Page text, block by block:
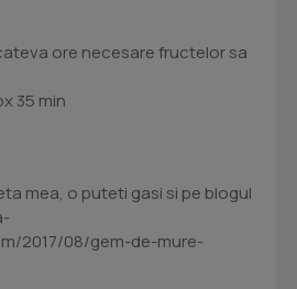
ore necesare fructelor sa
35 min
mea, o puteti gasi si pe blogul
2017/08/gem-de-mure-